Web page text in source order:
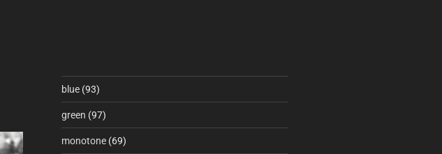
blue(93)
green (97)
monotone(69)